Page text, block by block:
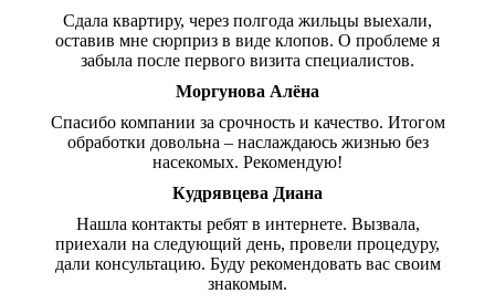
Сдала квартиру, через полгода жильцы выехали,
оставив мне сюрприз в виде клопов. О проблеме я
забыла после первого визита специалистов.
Моргунова Алёна
Спасибо компании за срочность и качество. Итогом
обработки довольна – наслаждаюсь жизнью без
насекомых. Рекомендую!
Кудрявцева Диана
Нашла контакты ребят в интернете. Вызвала,
приехали на следующий день, провели процедуру,
дали консультацию. Буду рекомендовать вас своим
знакомым.